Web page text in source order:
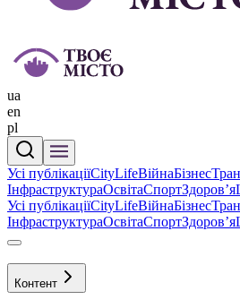
ua
en
pl
Усі публікаціїCityLifeВійнаБізнес
ІнфраструктураОсвітаСпортЗдоровʼя
Усі публікаціїCityLifeВійнаБізнес
ІнфраструктураОсвітаСпортЗдоровʼя
Контент